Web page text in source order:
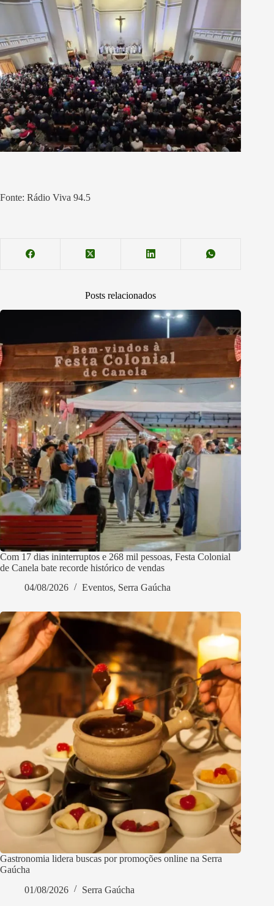
Fonte: Rádio Viva 94.5
Posts relacionados
Com 17 dias ininterruptos e 268 mil pessoas, Festa Colonial
de Canela bate recorde histórico de vendas
04/08/2026
Eventos, Serra Gaúcha
Gastronomia lidera buscas por promoções online na Serra
Gaúcha
01/08/2026
Serra Gaúcha